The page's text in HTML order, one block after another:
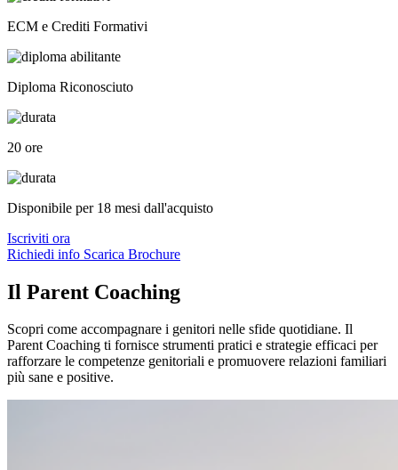
ECM e Crediti Formativi
Diploma Riconosciuto
20 ore
Disponibile per 18 mesi dall'acquisto
Iscriviti ora
Richiedi info Scarica Brochure
Il Parent Coaching
Scopri come accompagnare i genitori nelle sfide quotidiane. Il
Parent Coaching ti fornisce strumenti pratici e strategie efficaci per
rafforzare le competenze genitoriali e promuovere relazioni familiari
più sane e positive.